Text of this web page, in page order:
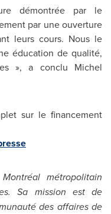
démontrée par le
par une ouverture
leurs cours. Nous le
éducation de qualité,
», a conclu Michel
sur le financement
esse
métropolitain
Sa mission est de
des affaires de